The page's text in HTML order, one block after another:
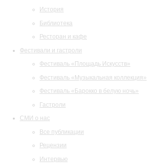
История
Библиотека
Ресторан и кафе
Фестивали и гастроли
Фестиваль «Площадь Искусств»
Фестиваль «Музыкальная коллекция»
Фестиваль «Барокко в белую ночь»
Гастроли
СМИ о нас
Все публикации
Рецензии
Интервью